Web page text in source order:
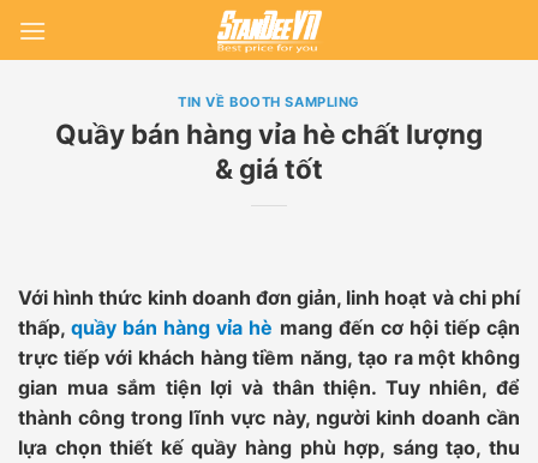
TIN VỀ BOOTH SAMPLING
Quầy bán hàng vỉa hè chất lượng
& giá tốt
Với hình thức kinh doanh đơn giản, linh hoạt và chi phí
thấp,quầy bán hàng vỉa hè mang đến cơ hội tiếp cận
trực tiếp với khách hàng tiềm năng, tạo ra một không
gian mua sắm tiện lợi và thân thiện. Tuy nhiên, để
thành công trong lĩnh vực này, người kinh doanh cần
lựa chọn thiết kế quầy hàng phù hợp, sáng tạo, thu